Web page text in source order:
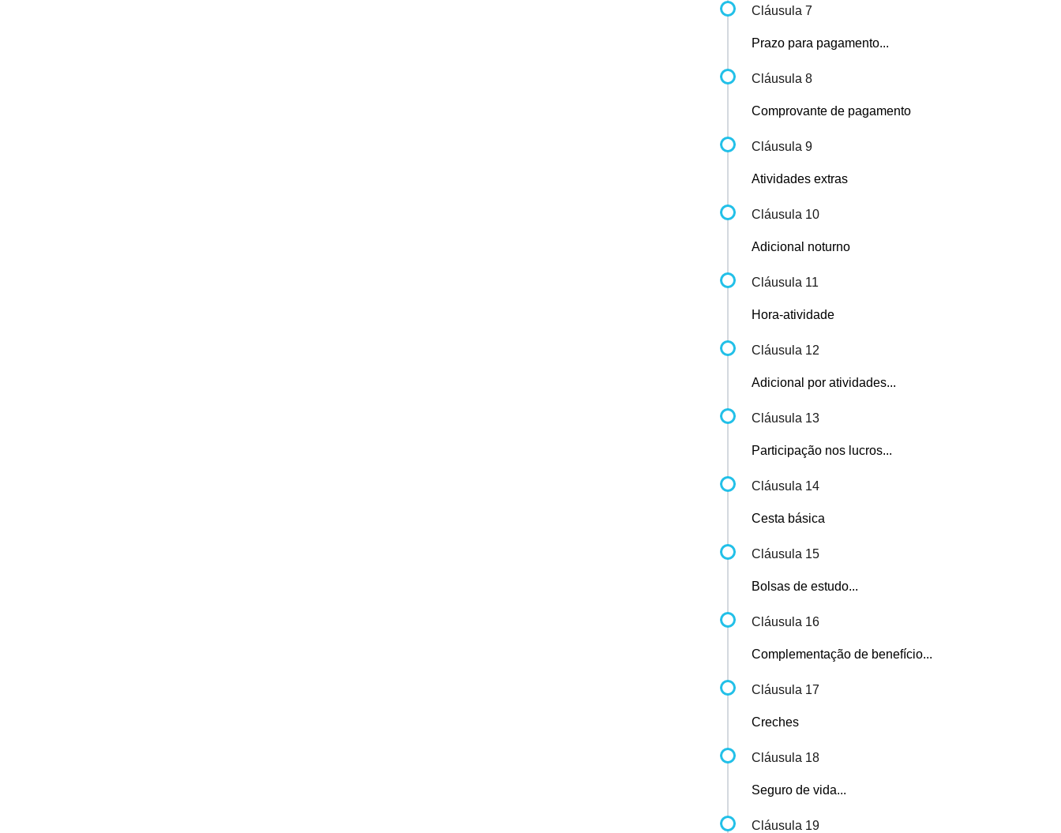
Cláusula 7
Prazo para pagamento...
Cláusula 8
Comprovante de pagamento
Cláusula 9
Atividades extras
Cláusula 10
Adicional noturno
Cláusula 11
Hora-atividade
Cláusula 12
Adicional por atividades...
Cláusula 13
Participação nos lucros...
Cláusula 14
Cesta básica
Cláusula 15
Bolsas de estudo...
Cláusula 16
Complementação de benefício...
Cláusula 17
Creches
Cláusula 18
Seguro de vida...
Cláusula 19